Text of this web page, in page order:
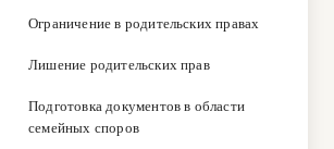
Ограничение в родительских правах
Лишение родительских прав
Подготовка документов в области
семейных споров